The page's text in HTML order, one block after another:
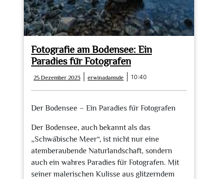
Fotografie am Bodensee: Ein
Paradies für Fotografen
25 Dezember 2023
Dezember
2023
erwinadamsde erwinadamsde
10:40
Der Bodensee – Ein Paradies für Fotografen
Der Bodensee, auch bekannt als das
„Schwäbische Meer“, ist nicht nur eine
atemberaubende Naturlandschaft, sondern
auch ein wahres Paradies für Fotografen. Mit
seiner malerischen Kulisse aus glitzerndem